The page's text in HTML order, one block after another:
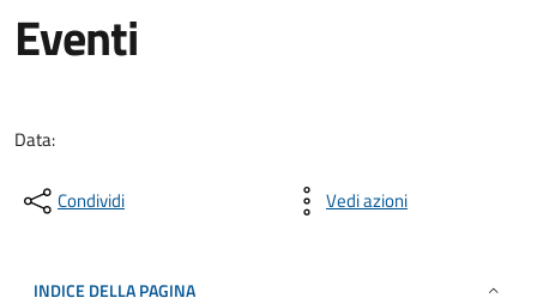
Eventi
Data:
Condividi Vedi azioni
INDICE DELLA PAGINA